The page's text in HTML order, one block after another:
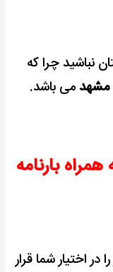
نباشید چرا که
مشهدمی باشد.
بارنامه
در اختیار شما قرار